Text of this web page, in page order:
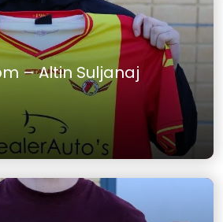
– Altin Suljanaj